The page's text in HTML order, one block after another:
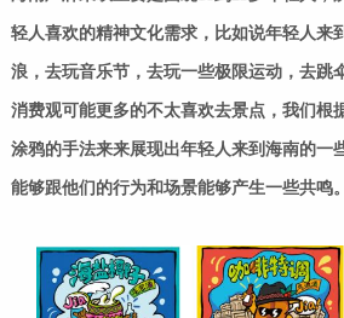
轻人喜欢的精神文化需求，比如说年轻人来
浪，去玩音乐节，去玩一些极限运动，去跳
消费观可能更多的不太喜欢去景点，我们根
涂鸦的手法来来展现出年轻人来到海南的一
能够跟他们的行为和场景能够产生一些共鸣。